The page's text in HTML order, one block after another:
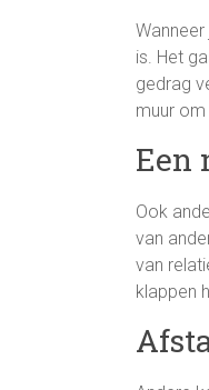
is. Het
gedrag
muur
Een
Ook
van
van
klappen